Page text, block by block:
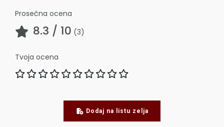
Prosečna ocena
8.3 / 10 (3)
Tvoja ocena
Dodaj na listu zelja